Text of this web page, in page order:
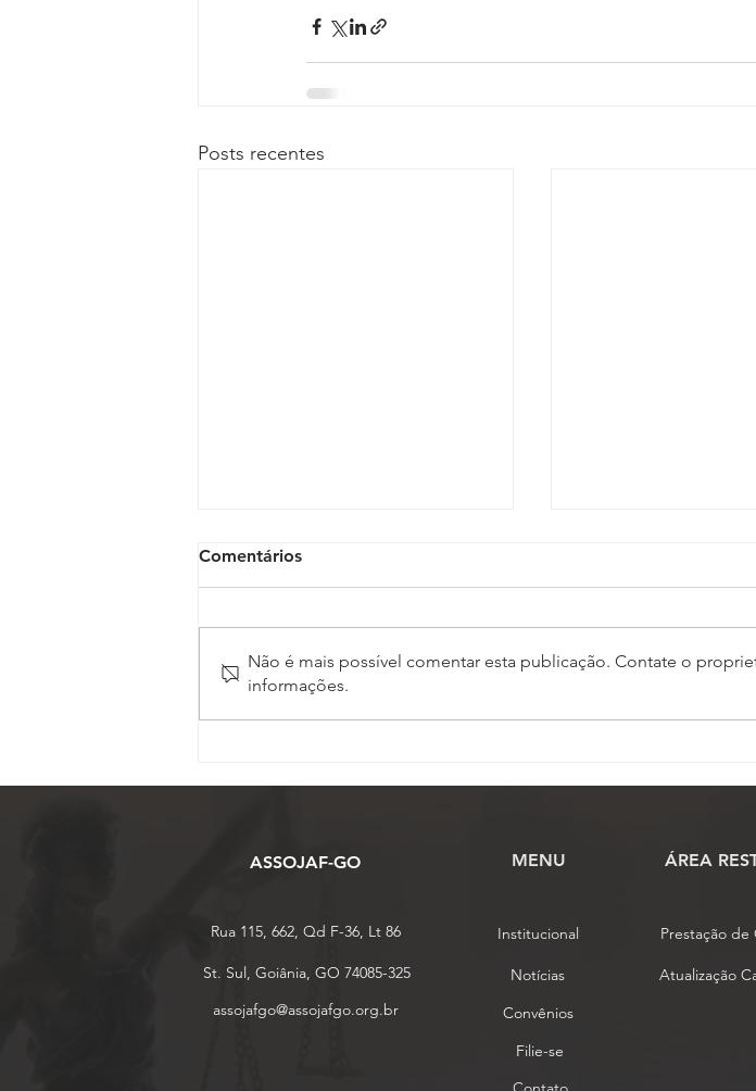
Posts recentes
Inscrições para o 17º
Conselho de
Comentários
Não é mais possível comentar esta publicação. Contate o
informações.
ASSOJAF-GO MENU ​ÁREA
Rua 115, 662, Qd F-36, Lt 86
St. Sul, Goiânia, GO 74085-325
assojafgo@assojafgo.org.br
Institucional
Notícias
Prestação de
Atualização
Convênios
Filie-se